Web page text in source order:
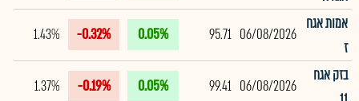
אמות אגח
ז
06/08/2026
95.71
0.05%
-0.32%
1.43%
בזק אגח
06/08/2026
99.41
0.05%
-0.19%
1.37%